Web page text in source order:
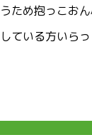
ため抱っこお
ている方いら